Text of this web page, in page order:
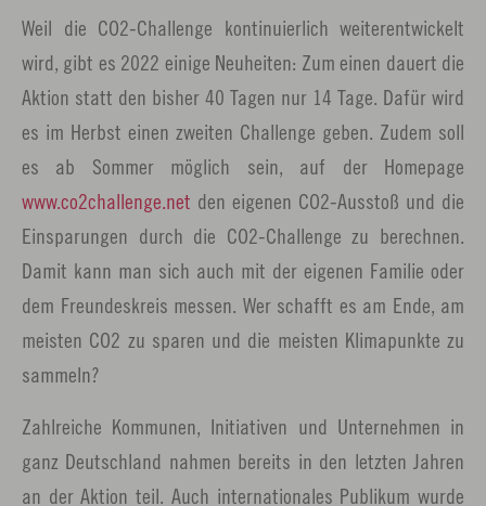
Weil die CO2-Challenge kontinuierlich weiterentwickelt
wird, gibt es 2022 einige Neuheiten: Zum einen dauert die
Aktion statt den bisher 40 Tagen nur 14 Tage. Dafür wird
es im Herbst einen zweiten Challenge geben. Zudem soll
es ab Sommer möglich sein, auf der Homepage
www.co2challenge.net den eigenen CO2-Ausstoß und die
Einsparungen durch die CO2-Challenge zu berechnen.
Damit kann man sich auch mit der eigenen Familie oder
dem Freundeskreis messen. Wer schafft es am Ende, am
meisten CO2 zu sparen und die meisten Klimapunkte zu
sammeln?
Zahlreiche Kommunen, Initiativen und Unternehmen in
ganz Deutschland nahmen bereits in den letzten Jahren
an der Aktion teil. Auch internationales Publikum wurde